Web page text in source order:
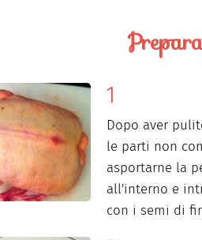
Dopo aver
le parti non
asportarne la
all'interno e
con i semi di